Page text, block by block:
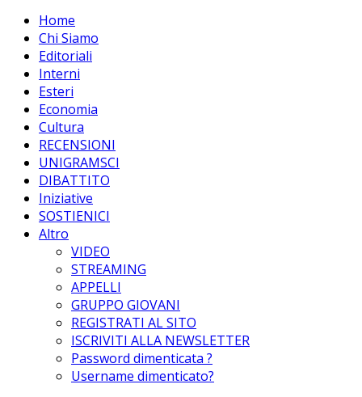
Home
Chi Siamo
Editoriali
Interni
Esteri
Economia
Cultura
RECENSIONI
UNIGRAMSCI
DIBATTITO
Iniziative
SOSTIENICI
Altro
VIDEO
STREAMING
APPELLI
GRUPPO GIOVANI
REGISTRATI AL SITO
ISCRIVITI ALLA NEWSLETTER
Password dimenticata ?
Username dimenticato?